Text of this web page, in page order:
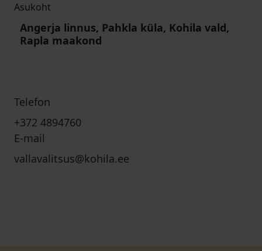
Asukoht
Angerja linnus, Pahkla küla, Kohila vald,
Rapla maakond
Telefon
+372 4894760
E-mail
vallavalitsus@kohila.ee